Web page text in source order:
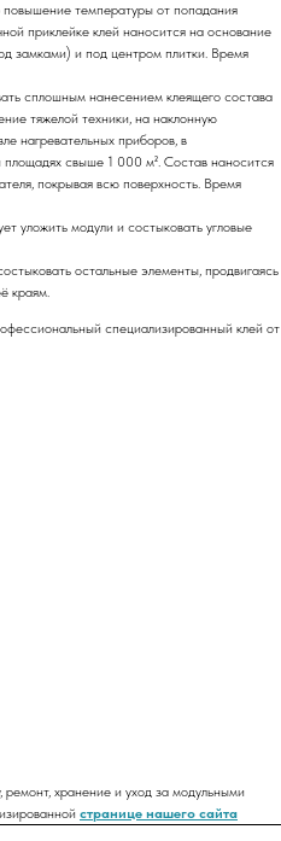
повышение температуры от попадания
приклейке клей наносится на основание
замками) и под центром плитки. Время
сплошным нанесением клеящего состава
тяжелой техники, на наклонную
нагревательных приборов, в
свыше 1 000 м². Состав наносится
покрывая всю поверхность. Время
уложить модули и состыковать угловые
остальные элементы, продвигаясь
краям.
специализированный клей от
хранение и уход за модульными
странице нашего сайта